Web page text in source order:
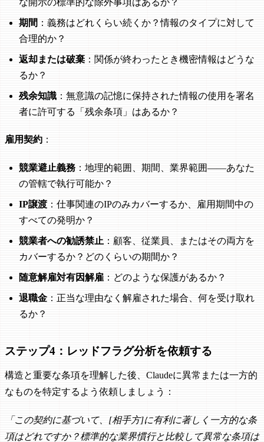
な開示の標準的な除外事項はあるか？
期間 ：義務はどれくらい続くか？情報のタイプに対して
合理的か？
返却または破棄 ：関係が終わったとき機密情報はどうな
るか？
残余知識 ：無意識の記憶に保持された情報の使用を署名
者に許可する「残余条項」はあるか？
雇用契約 ：
競業避止義務：地理的範囲、期間、業界範囲——あなた
の管轄で執行可能か？
IP譲渡 ：仕事関連のIPのみカバーするか、雇用期間中の
すべての発明か？
競業者への勧誘禁止 ：顧客、従業員、またはその両方を
カバーするか？どのくらいの期間か？
随意解雇対有因解雇 ：どのような保護があるか？
退職金 ：正当な理由なく解雇された場合、何を受け取れ
るか？
ステップ4：レッドフラグ分析を依頼する
構造と重要な条項を理解した後、Claudeに異常または一方的
なものを特定するよう依頼しましょう：
「この契約に基づいて、[相手方]に有利に著しく一方的な条
項はどれですか？標準的な業界慣行と比較して異常な条項は